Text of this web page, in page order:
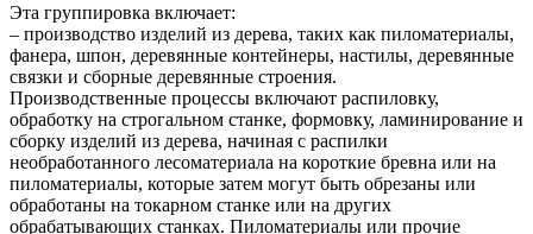
Эта группировка включает:
– производство изделий из дерева, таких как пиломатериалы,
фанера, шпон, деревянные контейнеры, настилы, деревянные
связки и сборные деревянные строения.
Производственные процессы включают распиловку,
обработку на строгальном станке, формовку, ламинирование и
сборку изделий из дерева, начиная с распилки
необработанного лесоматериала на короткие бревна или на
пиломатериалы, которые затем могут быть обрезаны или
обработаны на токарном станке или на других
обрабатывающих станках. Пиломатериалы или прочие